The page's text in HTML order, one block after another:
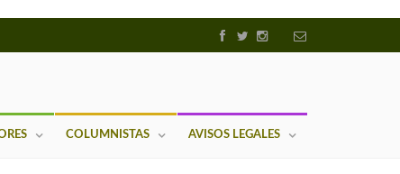
COLUMNISTAS AVISOS LEGALES